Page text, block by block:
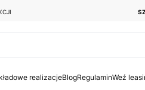
realizacjeBlogRegulaminWeź